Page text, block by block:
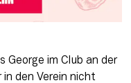
George im Club an der
in den Verein nicht